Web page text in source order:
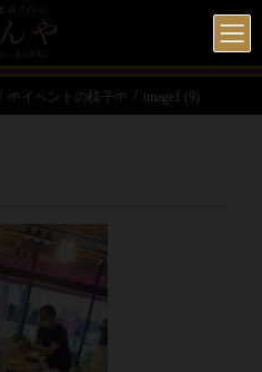
🌱イベントの様子🌱
image1 (9)